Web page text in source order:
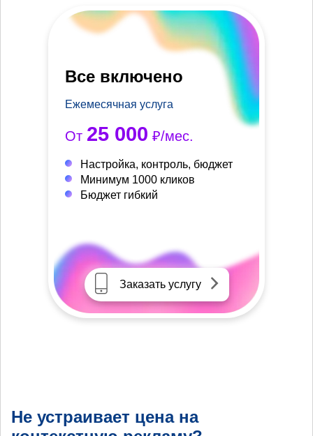
Все включено
Ежемесячная услуга
От 25 000 ₽/мес.
Настройка, контроль, бюджет
Минимум 1000 кликов
Бюджет гибкий
Заказать услугу
Не устраивает цена на